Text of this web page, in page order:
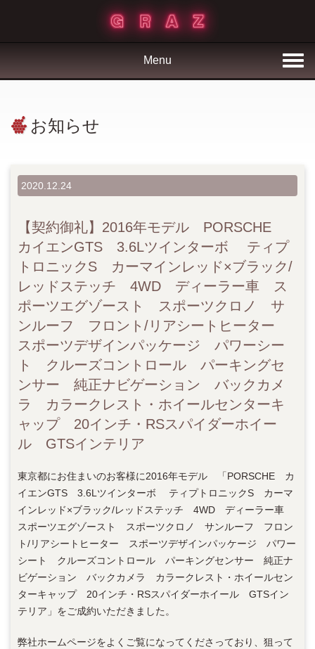
Menu
お知らせ
2020.12.24
【契約御礼】2016年モデル PORSCHE
カイエンGTS 3.6Lツインターボ ティプ
トロニックS カーマインレッド×ブラック/
レッドステッチ 4WD ディーラー車 ス
ポーツエグゾースト スポーツクロノ サ
ンルーフ フロント/リアシートヒーター
スポーツデザインパッケージ パワーシー
ト クルーズコントロール パーキングセ
ンサー 純正ナビゲーション バックカメ
ラ カラークレスト・ホイールセンターキ
ャップ 20インチ・RSスパイダーホイー
ル GTSインテリア
東京都にお住まいのお客様に2016年モデル 「PORSCHE カ
イエンGTS 3.6Lツインターボ ティプトロニックS カーマ
インレッド×ブラック/レッドステッチ 4WD ディーラー車
スポーツエグゾースト スポーツクロノ サンルーフ フロン
ト/リアシートヒーター スポーツデザインパッケージ パワー
シート クルーズコントロール パーキングセンサー 純正ナ
ビゲーション バックカメラ カラークレスト・ホイールセン
ターキャップ 20インチ・RSスパイダーホイール GTSイン
テリア」をご成約いただきました。
弊社ホームページをよくご覧になってくださっており、狙って